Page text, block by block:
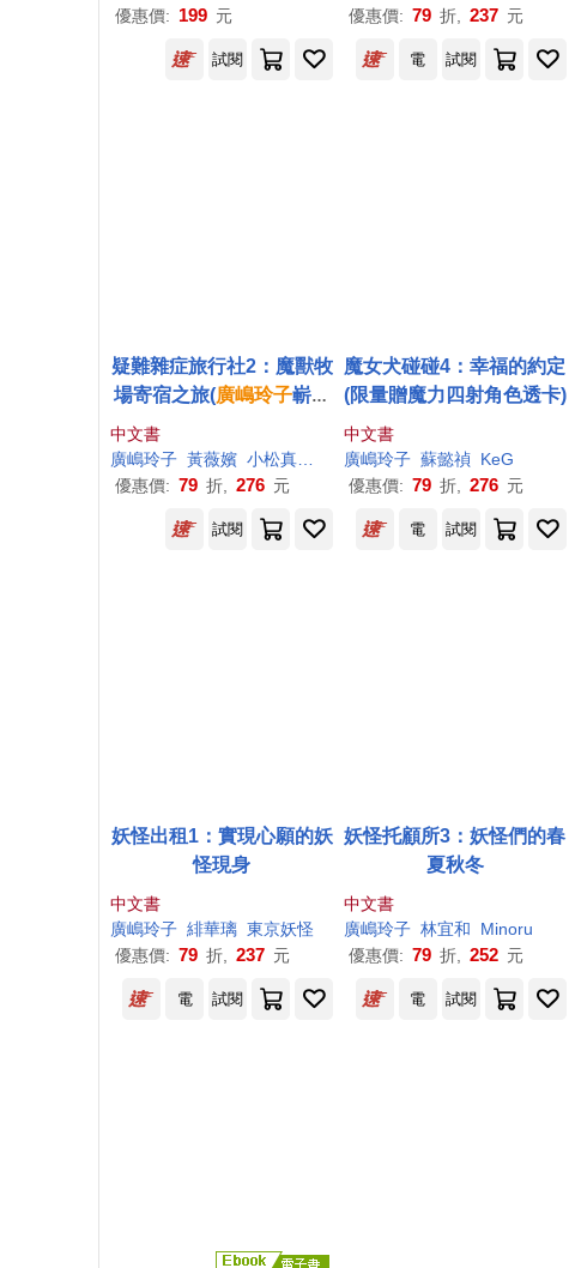
優惠價: 199 元
優惠價: 79 折, 237 元
試閱 電 試閱
疑難雜症旅行社2：魔獸牧
場寄宿之旅(廣嶋玲子嶄新
中文書
廣嶋玲子 黃薇嬪 小松真也（コマツシンヤ ）
優惠價: 79 折, 276 元
魔女犬碰碰4：幸福的約定
(限量贈魔力四射角色透卡)
中文書
廣嶋玲子 蘇懿禎 KeG
優惠價: 79 折, 276 元
試閱 電 試閱
妖怪出租1：實現心願的妖
怪現身
中文書
廣嶋玲子 緋華璃 東京妖怪
優惠價: 79 折, 237 元
妖怪托顧所3：妖怪們的春
夏秋冬
中文書
廣嶋玲子 林宜和
Minoru
優惠價: 79 折, 252 元
電 試閱 電 試閱